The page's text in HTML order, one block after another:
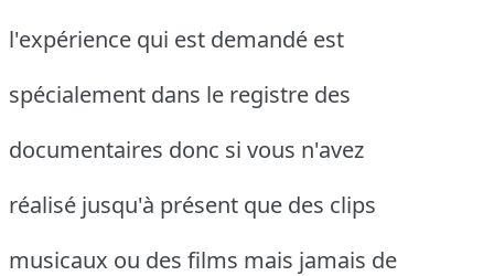
l'expérience qui est demandé est
spécialement dans le registre des
documentaires donc si vous n'avez
réalisé jusqu'à présent que des clips
musicaux ou des films mais jamais de